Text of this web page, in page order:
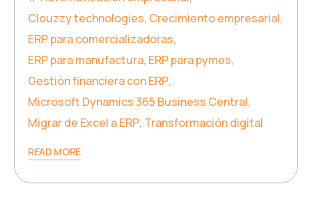
Clouzzy technologies, Crecimiento empresarial,
ERP para comercializadoras,
ERP para manufactura, ERP para pymes,
Gestión financiera con ERP,
Microsoft Dynamics 365 Business Central,
Migrar de Excel a ERP, Transformación digital
READ MORE